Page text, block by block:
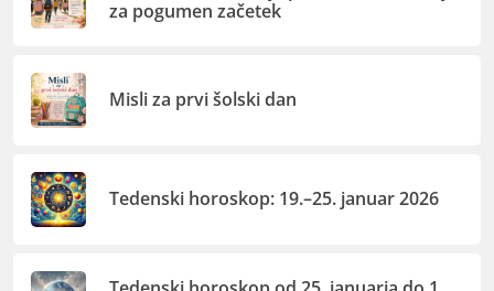
za pogumen začetek
Misli za prvi šolski dan
Tedenski horoskop: 19.–25. januar 2026